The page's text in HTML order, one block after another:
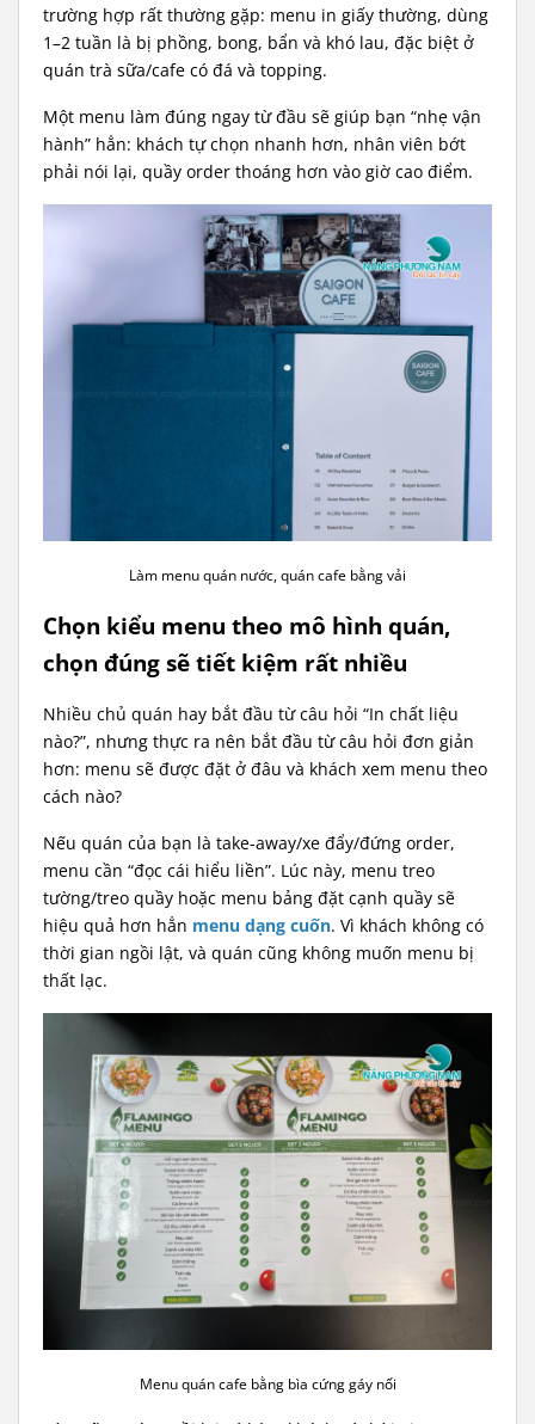
trường hợp rất thường gặp: menu in giấy thường, dùng
1–2 tuần là bị phồng, bong, bẩn và khó lau, đặc biệt ở
quán trà sữa/cafe có đá và topping.
Một menu làm đúng ngay từ đầu sẽ giúp bạn “nhẹ vận
hành” hẳn: khách tự chọn nhanh hơn, nhân viên bớt
phải nói lại, quầy order thoáng hơn vào giờ cao điểm.
Làm menu quán nước, quán cafe bằng vải
Chọn kiểu menu theo mô hình quán,
chọn đúng sẽ tiết kiệm rất nhiều
Nhiều chủ quán hay bắt đầu từ câu hỏi “In chất liệu
nào?”, nhưng thực ra nên bắt đầu từ câu hỏi đơn giản
hơn: menu sẽ được đặt ở đâu và khách xem menu theo
cách nào?
Nếu quán của bạn là take-away/xe đẩy/đứng order,
menu cần “đọc cái hiểu liền”. Lúc này, menu treo
tường/treo quầy hoặc menu bảng đặt cạnh quầy sẽ
hiệu quả hơn hẳn menu dạng cuốn. Vì khách không có
thời gian ngồi lật, và quán cũng không muốn menu bị
thất lạc.
Menu quán cafe bằng bìa cứng gáy nối